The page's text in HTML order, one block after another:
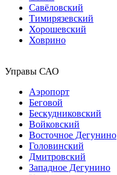
Савёловский
Тимирязевский
Хорошевский
Ховрино
Управы САО
Аэропорт
Беговой
Бескудниковский
Войковский
Восточное Дегунино
Головинский
Дмитровский
Западное Дегунино